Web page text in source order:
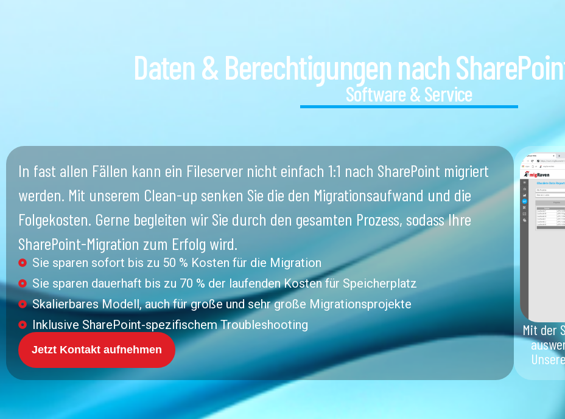
Daten & Berechtigungen nach
Software & Service
In fast allen Fällen kann ein Fileserver nicht einfach 1:1 nach SharePoint migriert
werden. Mit unserem Clean-up senken Sie die den Migrationsaufwand und die
Folgekosten. Gerne begleiten wir Sie durch den gesamten Prozess, sodass Ihre
SharePoint-Migration zum Erfolg wird.
Sie sparen sofort bis zu 50 % Kosten für die Migration
Sie sparen dauerhaft bis zu 70 % der laufenden Kosten für Speicherplatz
Skalierbares Modell, auch für große und sehr große Migrationsprojekte
Inklusive SharePoint-spezifischem Troubleshooting
Jetzt Kontakt aufnehmen
Mit der